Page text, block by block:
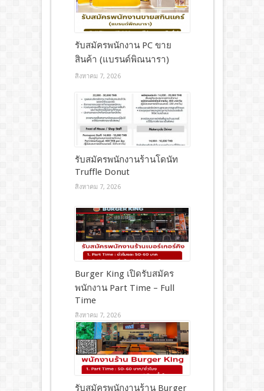
รับสมัครพนักงาน PC ขาย
สินค้า (แบรนด์พิณนารา)
สิงหาคม 7, 2026
รับสมัครพนักงานร้านโดนัท
Truffle Donut
สิงหาคม 7, 2026
Burger King เปิดรับสมัคร
พนักงาน Part Time – Full
Time
สิงหาคม 7, 2026
รับสมัครพนักงานร้าน Burger